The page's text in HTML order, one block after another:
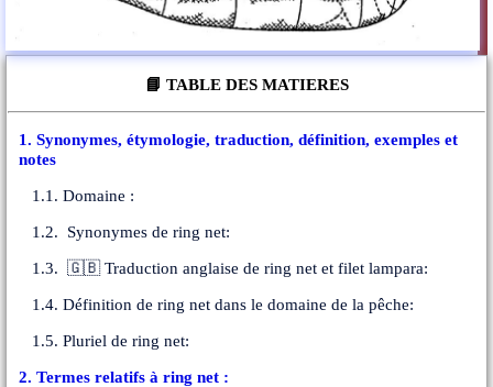
📘 TABLE DES MATIERES
1. Synonymes, étymologie, traduction, définition, exemples et
notes
1.1. Domaine :
1.2. Synonymes de ring net:
1.3. 🇬🇧 Traduction anglaise de ring net et filet lampara:
1.4. Définition de ring net dans le domaine de la pêche:
1.5. Pluriel de ring net:
2. Termes relatifs à ring net :